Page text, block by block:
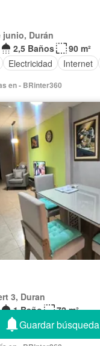
Durán
2,5 Baños
90 m²
Electricidad Internet
en - BRinter360
3, Duran
1 Baño
72 m²
equipada Agua
Guardar búsqueda